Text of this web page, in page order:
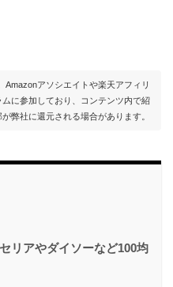
アソシエイトや楽天アフィリ
に参加しており、コンテンツ内で紹
弊社に還元される場合があります。
リアやダイソーなど100均